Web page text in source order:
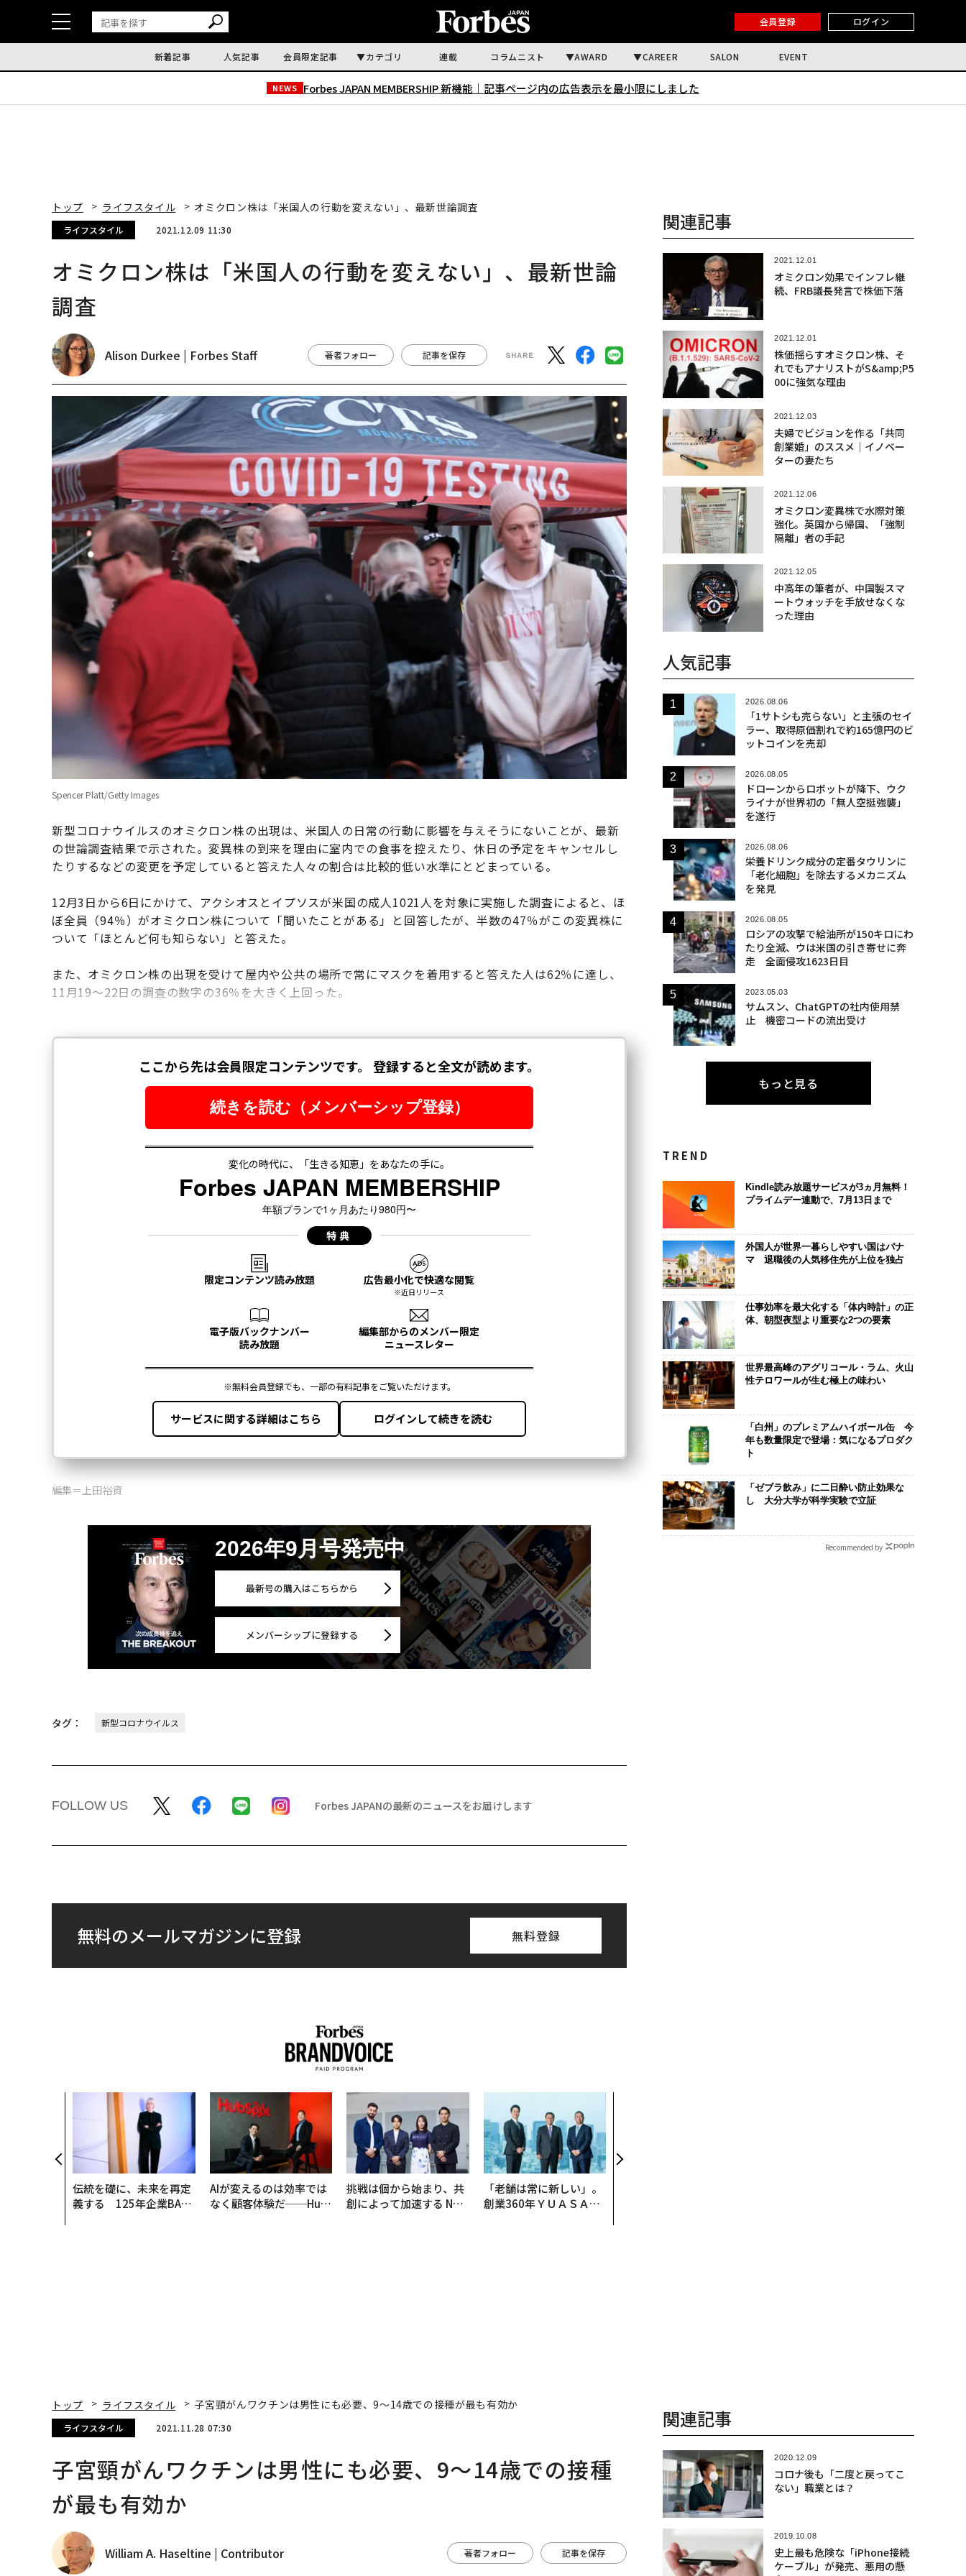
会員登録 ログイン
新着記事 人気記事 会員限定記事 カテゴリ 連載 コラムニスト AWARD CAREER SALON EVENT
NEWS Forbes JAPAN MEMBERSHIP 新機能｜ 記事ページ内の広告表示を最小限にしました
トップ ライフスタイル オミクロン株は「米国人の行動を変えない」、最新世論調査
ライフスタイル 2021.12.09 11:30
オミクロン株は「米国人の行動を変えない」、最新世論
調査
Alison Durkee | Forbes Staff 著者フォロー 記事を保存
Spencer Platt/Getty Images
新型コロナウイルスのオミクロン株の出現は、米国人の日常の行動に影響を与えそうにないことが、最新
の世論調査結果で示された。変異株の到来を理由に室内での食事を控えたり、休日の予定をキャンセルし
たりするなどの変更を予定していると答えた人々の割合は比較的低い水準にとどまっている。
12月3日から6日にかけて、アクシオスとイプソスが米国の成人1021人を対象に実施した調査によると、ほ
ぼ全員（94％）がオミクロン株について「聞いたことがある」と回答したが、半数の47％がこの変異株に
ついて「ほとんど何も知らない」と答えた。
また、オミクロン株の出現を受けて屋内や公共の場所で常にマスクを着用すると答えた人は62％に達し、
11月19〜22日の調査の数字の36％を大きく上回った。
編集＝上田裕資
2026年9月号発売中
最新号の購入はこちらから
メンバーシップに登録する
タグ： 新型コロナウイルス
FOLLOW US Forbes JAPANの最新のニュースをお届けします
無料のメールマガジンに登録 無料登録
伝統を礎に、未来を再定
義する 125年企業BAT
AIが変えるのは効率では
なく顧客体験だ──Hub
挑戦は個から始まり、共
創によって加速する NOR
「老舗は常に新しい」。
創業360年ＹＵＡＳＡと
を徹底する理由
関連記事
2021.12.01
オミクロン効果でインフレ継
続、FRB議長発言で株価下落
2021.12.01
株価揺らすオミクロン株、そ
れでもアナリストがS&amp;P5
00に強気な理由
2021.12.03
夫婦でビジョンを作る「共同
創業婚」のススメ｜イノベー
ターの妻たち
2021.12.06
オミクロン変異株で水際対策
強化。英国から帰国、「強制
隔離」者の手記
2021.12.05
中高年の筆者が、中国製スマ
ートウォッチを手放せなくな
った理由
人気記事
2026.08.06
「1サトシも売らない」と主張のセイ
ラー、取得原価割れで約165億円のビ
ットコインを売却
2026.08.05
ドローンからロボットが降下、ウク
ライナが世界初の「無人空挺強襲」
を遂行
2026.08.06
栄養ドリンク成分の定番タウリンに
「老化細胞」を除去するメカニズム
を発見
2026.08.05
ロシアの攻撃で給油所が150キロにわ
たり全滅、ウは米国の引き寄せに奔
走 全面侵攻1623日目
2023.05.03
サムスン、ChatGPTの社内使用禁
止 機密コードの流出受け
もっと見る
TREND
Kindle読み放題サービスが3ヵ月無料！
プライムデー連動で、7月13日まで
外国人が世界一暮らしやすい国はパナ
マ 退職後の人気移住先が上位を独占
仕事効率を最大化する「体内時計」の正
体、朝型夜型より重要な2つの要素
世界最高峰のアグリコール・ラム、火山
性テロワールが生む極上の味わい
「白州」のプレミアムハイボール缶 今
年も数量限定で登場：気になるプロダク
ト
「ゼブラ飲み」に二日酔い防止効果な
し 大分大学が科学実験で立証
Recommended by
トップ ライフスタイル 子宮頸がんワクチンは男性にも必要、9～14歳での接種が最も有効か
ライフスタイル 2021.11.28 07:30
子宮頸がんワクチンは男性にも必要、9～14歳での接種
が最も有効か
William A. Haseltine | Contributor 著者フォロー 記事を保存
関連記事
2020.12.09
コロナ後も「二度と戻ってこ
ない」職業とは？
2019.10.08
史上最も危険な「iPhone接続
ケーブル」が発売、悪用の懸